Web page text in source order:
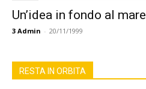
Un’idea in fondo al mare
3 Admin - 20/11/1999
RESTA IN ORBITA